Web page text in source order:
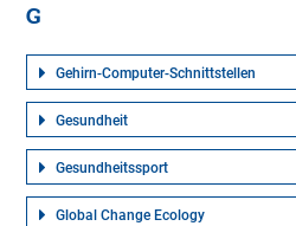
G
Gehirn-Computer-Schnittstellen
Gesundheit
Gesundheitssport
Global Change Ecology